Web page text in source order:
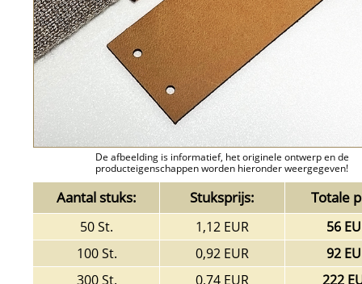
De afbeelding is informatief, het originele ontwerp en de
producteigenschappen worden hieronder weergegeven!
Aantal stuks: Stuksprijs: Totale
50 St. 1,12 EUR
56
100 St.
0,92 EUR
92
300 St.
0,74 EUR
222